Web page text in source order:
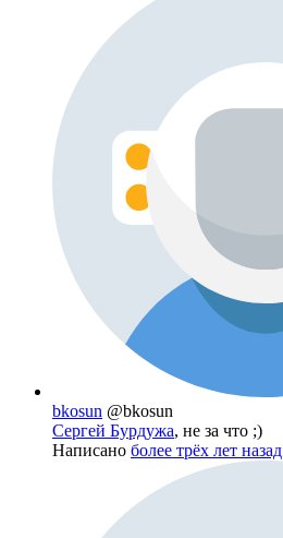
bkosun @bkosun
Сергей Бурдужа, не за что ;)
Написано более трёх лет назад